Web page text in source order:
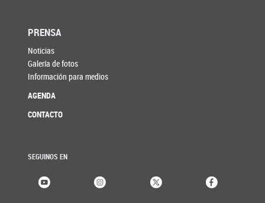
PRENSA
Noticias
Galería de fotos
Información para medios
AGENDA
CONTACTO
SEGUINOS EN